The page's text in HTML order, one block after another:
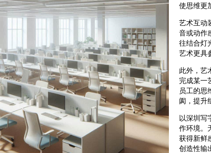
使思维更
艺术互动
音或动作
往结合灯
艺术更具
此外，艺
完成某一
员工的思
阂，提升
以深圳写
作环境。
获得新鲜
创造性输